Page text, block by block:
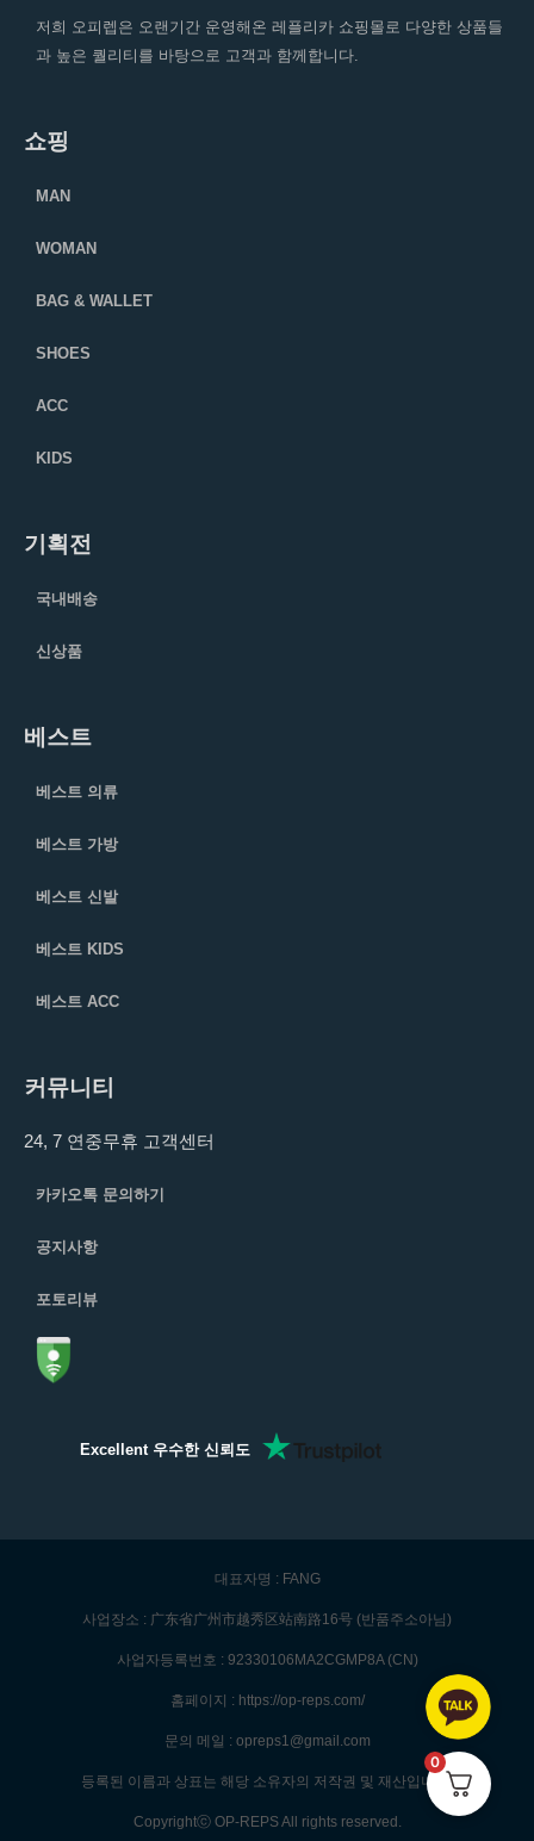
저희 오피렙은 오랜기간 운영해온 레플리카 쇼핑몰로 다양한 상품들
과 높은 퀄리티를 바탕으로 고객과 함께합니다.
쇼핑
MAN
WOMAN
BAG & WALLET
SHOES
ACC
KIDS
기획전
국내배송
신상품
베스트
베스트 의류
베스트 가방
베스트 신발
베스트 KIDS
베스트 ACC
커뮤니티
24, 7 연중무휴 고객센터
카카오톡 문의하기
공지사항
포토리뷰
Excellent 우수한 신뢰도
대표자명 : FANG
사업장소 : 广东省广州市越秀区站南路16号 (반품주소아님)
사업자등록번호 : 92330106MA2CGMP8A (CN)
홈페이지 : https://op-reps.com/
문의 메일 : opreps1@gmail.com
등록된 이름과 상표는 해당 소유자의 저작권 및 재산입니다.
Copyrightⓒ OP-REPS All rights reserved.
0